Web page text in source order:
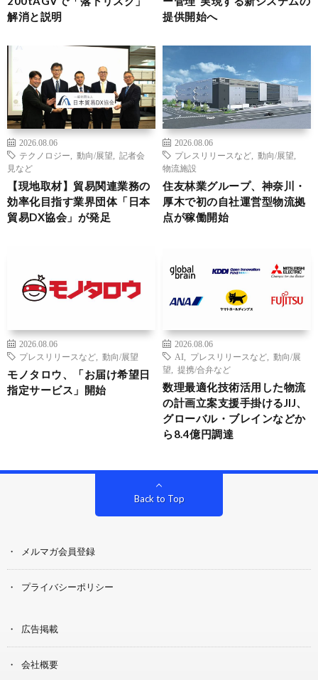
解消と説明
提供開始へ
2026.08.06
テクノロジー
動向/展望
記者会
見など
【現地取材】貿易関連業務の
効率化目指す業界団体「日本
貿易DX協会」が発足
2026.08.06
プレスリリースなど
動向/展望
物流施設
住友林業グループ、神奈川・
厚木で初の自社運営型物流拠
点が稼働開始
2026.08.06
プレスリリースなど
動向/展望
モノタロウ、「お届け希望日
指定サービス」開始
2026.08.06
AI
プレスリリースなど
動向/展
望
提携/合弁など
数理最適化技術活用した物流
の計画立案支援手掛けるJIJ、
グローバル・ブレインなどか
ら8.4億円調達
Back to Top
メルマガ会員登録
プライバシーポリシー
広告掲載
会社概要